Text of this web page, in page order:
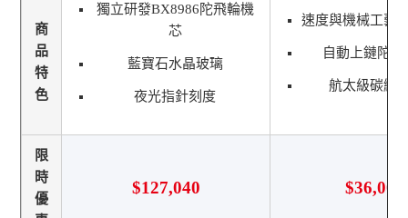
商
品
特
色
獨立研發BX8986陀飛輪機
芯
藍寶石水晶玻璃
夜光指針刻度
速度與機械工藝
自動上鏈陀
航太級碳纖
限
時
優
$127,040 $36,000